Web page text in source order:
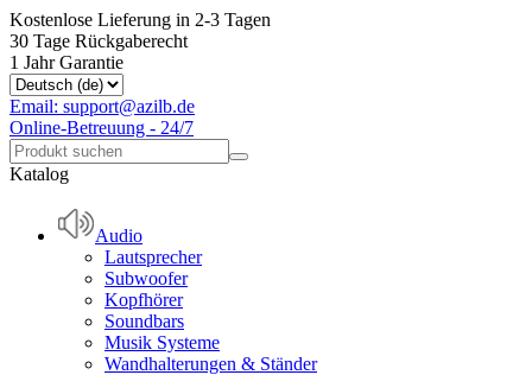
Kostenlose Lieferung in 2-3 Tagen
30 Tage Rückgaberecht
1 Jahr Garantie
Email: support@azilb.de
Online-Betreuung - 24/7
Katalog
Audio
Lautsprecher
Subwoofer
Kopfhörer
Soundbars
Musik Systeme
Wandhalterungen & Ständer